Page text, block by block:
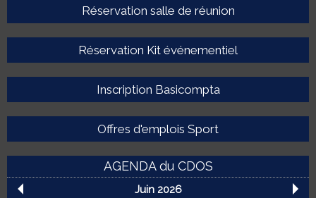
Réservation salle de réunion
Réservation Kit événementiel
Inscription Basicompta
Offres d'emplois Sport
AGENDA du CDOS
Juin 2026